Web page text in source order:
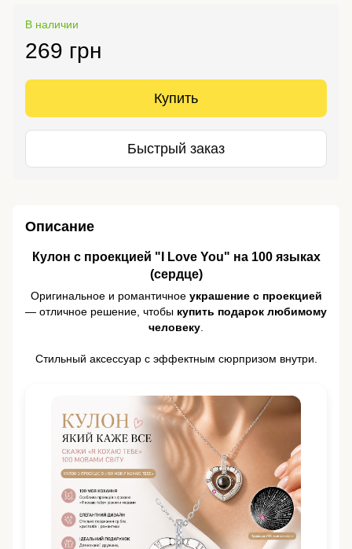
В наличии
269 грн
Купить
Быстрый заказ
Описание
Кулон с проекцией "I Love You" на 100 языках
(сердце)
Оригинальное и романтичное украшение с проекцией
— отличное решение, чтобы купить подарок любимому
человеку
Стильный аксессуар с эффектным сюрпризом внутри.